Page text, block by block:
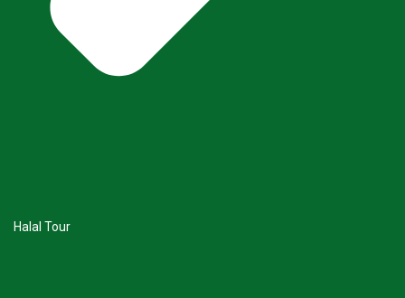
Halal Tour